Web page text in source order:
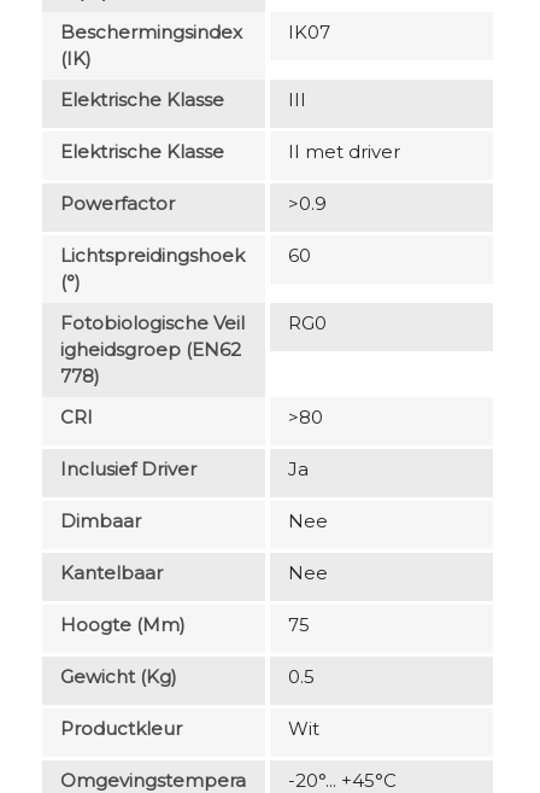
Beschermingsindex
(IK)
IK07
Elektrische Klasse III
Elektrische Klasse II met driver
Powerfactor >0.9
Lichtspreidingshoek
(°)
60
Fotobiologische Veil
Igheidsgroep (EN62
778)
RG0
CRI >80
Inclusief Driver Ja
Dimbaar Nee
Kantelbaar Nee
Hoogte (mm) 75
Gewicht (kg) 0.5
Productkleur Wit
Omgevingstempera
-20°... +45°C